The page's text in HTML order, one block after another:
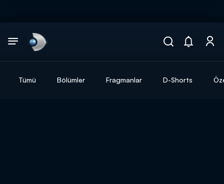
Tümü Bölümler Fragmanlar D-Shorts